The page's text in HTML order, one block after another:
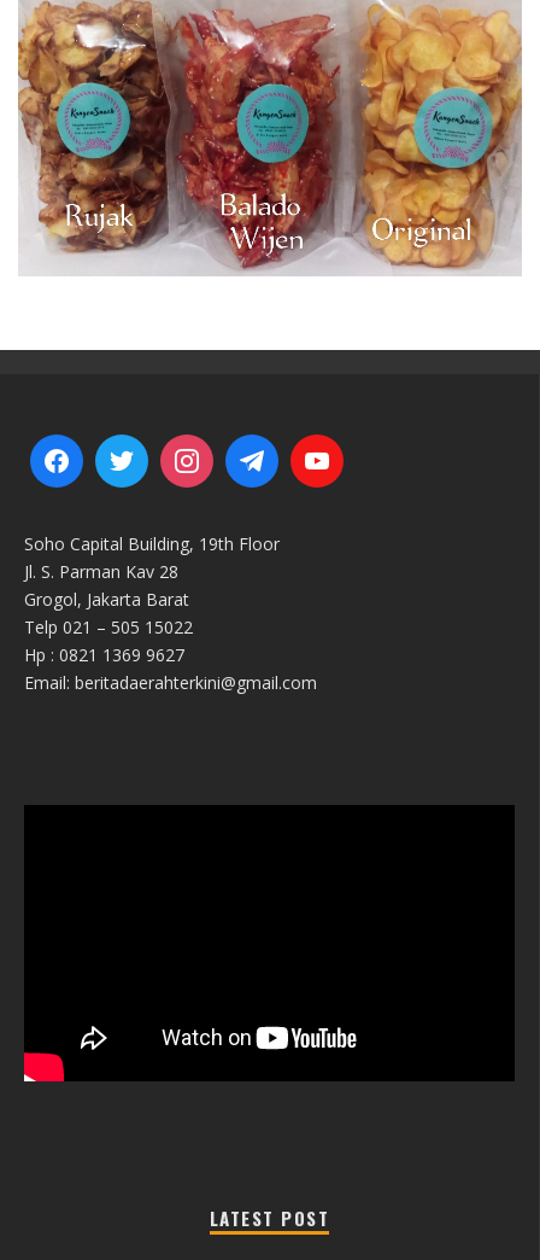
Soho Capital Building, 19th Floor
Jl. S. Parman Kav 28
Grogol, Jakarta Barat
Telp 021 – 505 15022
Hp : 0821 1369 9627
Email: beritadaerahterkini@gmail.com
LATEST POST